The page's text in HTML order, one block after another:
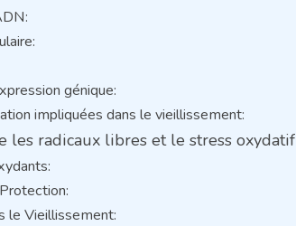
génique:
impliquées dans le vieillissement:
les radicaux libres et le stress oxydatif
le Vieillissement: